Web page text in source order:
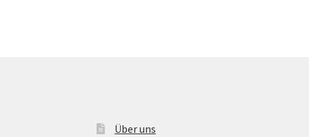
Über uns